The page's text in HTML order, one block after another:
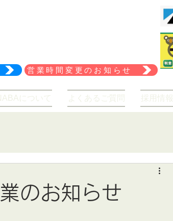
営業時間変更のお知らせ
について よくあるご質問 採用情報
のお知らせ